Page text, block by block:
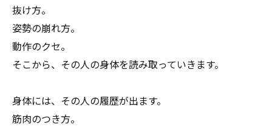
抜け方。
姿勢の崩れ方。
動作のクセ。
そこから、その人の身体を読み取っていきます。
身体には、その人の履歴が出ます。
筋肉のつき方。